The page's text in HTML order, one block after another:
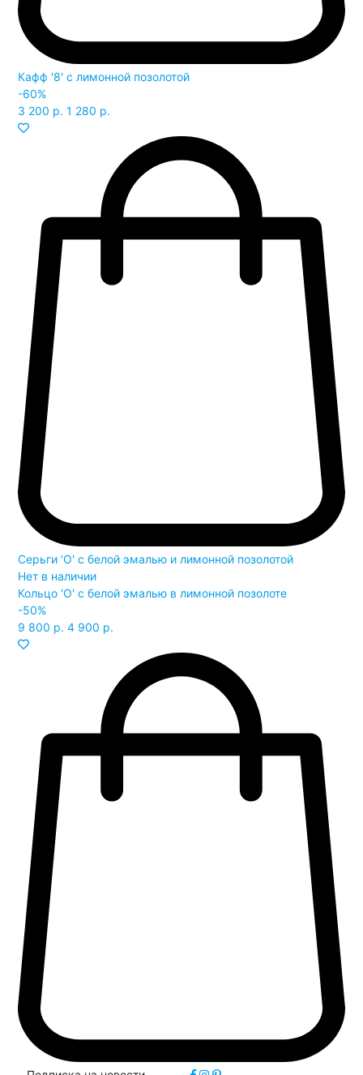
Кафф '8' с лимонной позолотой
-60%
3 200 р. 1 280 р.
Серьги 'O' с белой эмалью и лимонной позолотой
Нет в наличии
Кольцо 'O' с белой эмалью в лимонной позолоте
-50%
9 800 р. 4 900 р.